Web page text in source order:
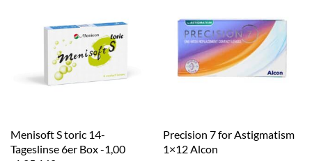
Menisoft S toric 14-
Tageslinse 6er Box -1,00
Precision 7 for Astigmatism
1×12 Alcon